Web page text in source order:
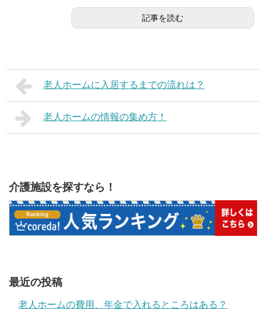
記事を読む
老人ホームに入居するまでの流れは？
老人ホームの情報の集め方！
介護施設を探すなら！
最近の投稿
老人ホームの費用、年金で入れるところはある？